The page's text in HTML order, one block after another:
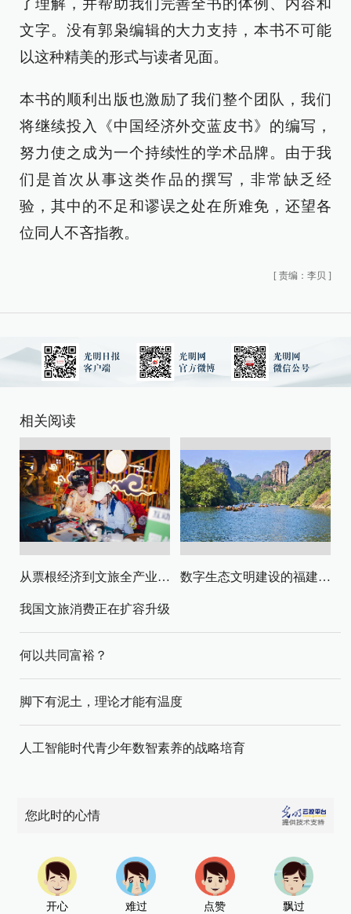
了理解，并帮助我们完善全书的体例、内容和
文字。没有郭枭编辑的大力支持，本书不可能
以这种精美的形式与读者见面。
本书的顺利出版也激励了我们整个团队，我们
将继续投入《中国经济外交蓝皮书》的编写，
努力使之成为一个持续性的学术品牌。由于我
们是首次从事这类作品的撰写，非常缺乏经
验，其中的不足和谬误之处在所难免，还望各
位同人不吝指教。
[ 责编：李贝 ]
相关阅读
从票根经济到文旅全产业链升级 数字生态文明建设的福建路径与启示
我国文旅消费正在扩容升级
何以共同富裕？
脚下有泥土，理论才能有温度
人工智能时代青少年数智素养的战略培育
您此时的心情
开心 难过 点赞 飘过